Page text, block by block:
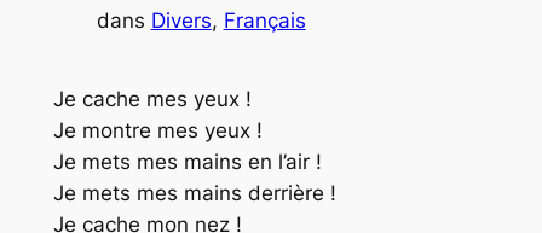
dans Divers, Français
Je cache mes yeux !
Je montre mes yeux !
Je mets mes mains en l’air !
Je mets mes mains derrière !
Je cache mon nez !